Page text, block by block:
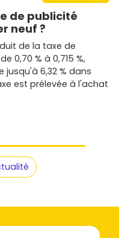
de publicité
neuf ?
de la taxe de
0,70 % à 0,715 %,
jusqu'à 6,32 % dans
est prélevée à l'achat